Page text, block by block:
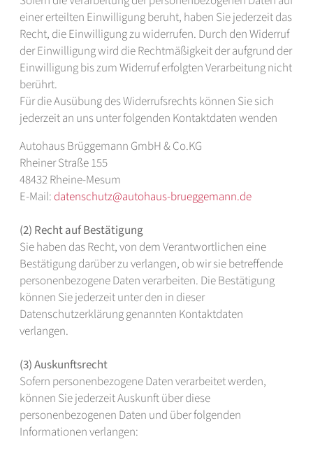
einer erteilten Einwilligung beruht, haben Sie jederzeit das
Recht, die Einwilligung zu widerrufen. Durch den Widerruf
der Einwilligung wird die Rechtmäßigkeit der aufgrund der
Einwilligung bis zum Widerruf erfolgten Verarbeitung nicht
berührt.
Für die Ausübung des Widerrufsrechts können Sie sich
jederzeit an uns unter folgenden Kontaktdaten wenden
Autohaus Brüggemann GmbH & Co.KG
Rheiner Straße 155
48432 Rheine-Mesum
E-Mail: datenschutz@autohaus-brueggemann.de
(2) Recht auf Bestätigung
Sie haben das Recht, von dem Verantwortlichen eine
Bestätigung darüber zu verlangen, ob wir sie betreffende
personenbezogene Daten verarbeiten. Die Bestätigung
können Sie jederzeit unter den in dieser
Datenschutzerklärung genannten Kontaktdaten
verlangen.
(3) Auskunftsrecht
Sofern personenbezogene Daten verarbeitet werden,
können Sie jederzeit Auskunft über diese
personenbezogenen Daten und über folgenden
Informationen verlangen: